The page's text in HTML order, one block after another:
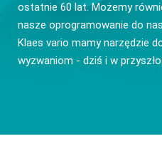
ostatnie 60 lat. Możemy
nasze oprogramowanie do
Klaes vario mamy narzędzie
wyzwaniom - dziś i w